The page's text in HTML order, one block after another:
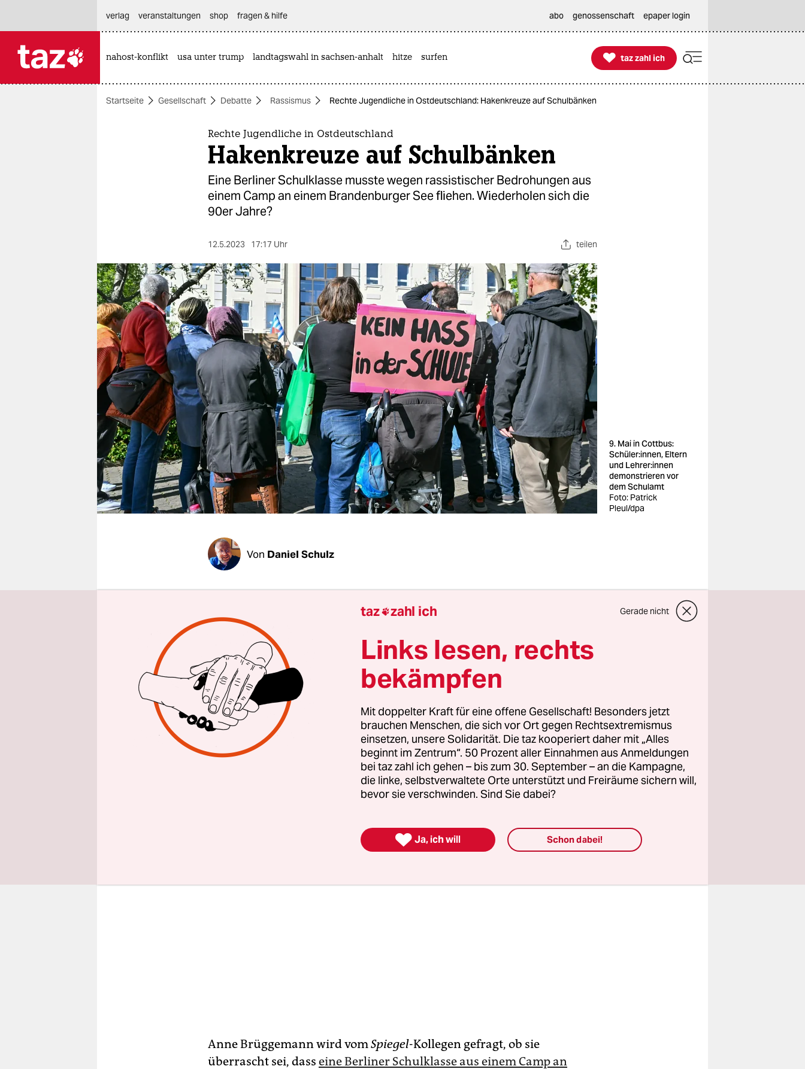
themen
berlin
nord
wahrheit
verlag
verlag
veranstaltungen
shop
fragen & hilfe
unterstützen
abo
genossenschaft
verlag
veranstaltungen shop fragen & hilfe abo genossenschaft epaper login
nahost-konflikt usa unter trump landtagswahl in sachsen-anhalt hitze surfen 
taz zahl ich
taz zahl ich
Startseite Gesellschaft Debatte Rassismus Rechte Jugendliche in Ostdeutschland: Hakenkreuze auf Schulbänken
Rechte Jugendliche in Ostdeutschland
Hakenkreuze auf Schulbänken
Eine Berliner Schulklasse musste wegen rassistischer Bedrohungen aus
einem Camp an einem Brandenburger See fliehen. Wiederholen sich die
90er Jahre?
12.5.2023 17:17 Uhr teilen
9. Mai in Cottbus:
Schüler:innen, Eltern
und Leh­re­r:in­nen
demonstrieren vor
dem Schulamt
Foto: Patrick
Pleul/dpa
Von Daniel Schulz
Dass die 90er Jahre nicht zurück sein können, sieht man auf
Online.
Da steht ein Interview mit Anne Brüggemann, der Leiterin der
Brandenburger Beratungsstelle für Opfer von rassistischer,
antisemitischer, gemeinhin rechter Gewalt. Aber es ist verplust, also
nur für die Menschen lesbar, die dafür zahlen. BeiSpiegel Online
glauben sie also, das verkaufen zu können, was eine Frau sagt, die sich
um die Opfer von Nazis kümmert. Das wäre ihnen in den 90ern nicht
passiert. Da galten Ostlinke, die über Nazis redeten, als fusselige
Panikmacher:innen, die die taz undFrankfurter Rundschauzu
Anne Brüggemann wird vomSpiegel-Kollegen gefragt, ob sie
überrascht sei, dass eine Berliner Schulklasse aus einem Camp an
taz zahl ich Gerade nicht
Links lesen, rechts
bekämpfen
Mit doppelter Kraft für eine offene Gesellschaft! Besonders jetzt
brauchen Menschen, die sich vor Ort gegen Rechtsextremismus
einsetzen, unsere Solidarität. Die taz kooperiert daher mit „Alles
beginnt im Zentrum“. 50 Prozent aller Einnahmen aus Anmeldungen
bei taz zahl ich gehen – bis zum 30. September – an die Kampagne,
die linke, selbstverwaltete Orte unterstützt und Freiräume sichern will,
bevor sie verschwinden. Sind Sie dabei?
 Ja, ich will Schon dabei!